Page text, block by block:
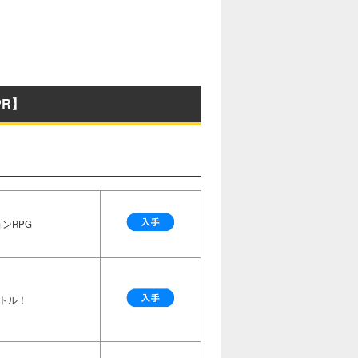
】
RPG
ル！